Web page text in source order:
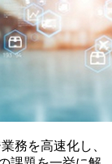
務を高速化し、